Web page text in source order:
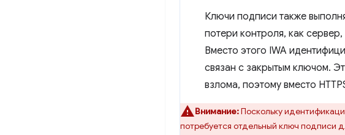
Ключи подписи также
потери контроля, как
Вместо этого IWA
связан с закрытым ключом.
взлома, поэтому вместо
Внимание:Поскольку
потребуется отдельный ключ подписи